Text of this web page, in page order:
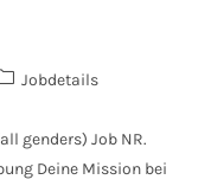
Jobdetails
genders) Job NR.
Deine Mission bei